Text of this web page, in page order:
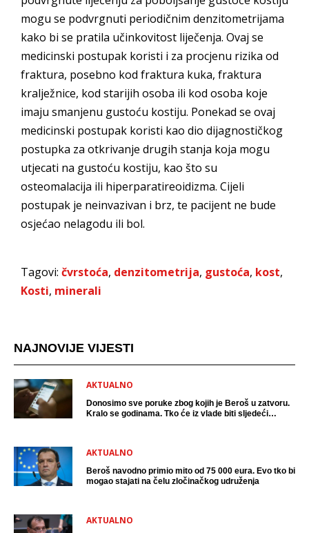
mogu se podvrgnuti periodičnim denzitometrijama
kako bi se pratila učinkovitost liječenja. Ovaj se
medicinski postupak koristi i za procjenu rizika od
fraktura, posebno kod fraktura kuka, fraktura
kralježnice, kod starijih osoba ili kod osoba koje
imaju smanjenu gustoću kostiju. Ponekad se ovaj
medicinski postupak koristi kao dio dijagnostičkog
postupka za otkrivanje drugih stanja koja mogu
utjecati na gustoću kostiju, kao što su
osteomalacija ili hiperparatireoidizma. Cijeli
postupak je neinvazivan i brz, te pacijent ne bude
osjećao nelagodu ili bol.
Tagovi: čvrstoća, denzitometrija, gustoća, kost,
Kosti, minerali
NAJNOVIJE VIJESTI
AKTUALNO
Donosimo sve poruke zbog kojih je Beroš u zatvoru.
Kralo se godinama. Tko će iz vlade biti sljedeći
AKTUALNO
Beroš navodno primio mito od 75 000 eura. Evo tko bi
mogao stajati na čelu zločinačkog udruženja
AKTUALNO